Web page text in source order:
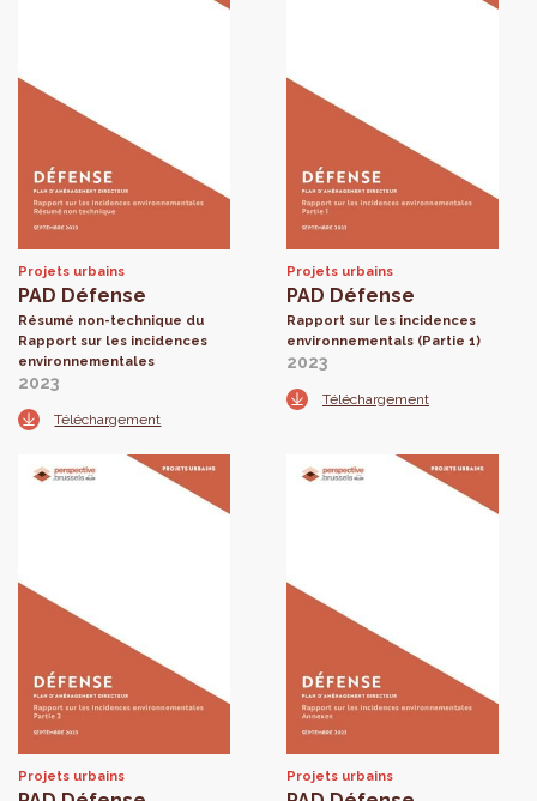
Projets urbains
PAD Défense
Résumé non-technique du
Rapport sur les incidences
environnementales
2023
Téléchargement
Projets urbains
PAD Défense
Rapport sur les incidences
environnementals (Partie 1)
2023
Téléchargement
Projets urbains Projets urbains